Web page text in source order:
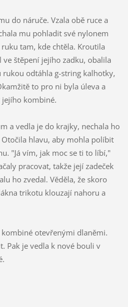
do náruče. Vzala obě ruce a
mu pohladit své nylonem
tam, kde chtěla. Kroutila
ve štěpení jejího zadku, obalila
rukou odtáhla g-string kalhotky,
to pro ni byla úleva a
kombiné.
a vedla je do krajky, nechala ho
hlavu, aby mohla políbit
"Já vím, jak moc se ti to líbí,"
pracovat, takže její zadeček
ho zvedal. Věděla, že skoro
trikotu klouzají nahoru a
otevřenými dlaněmi.
Pak je vedla k nové bouli v